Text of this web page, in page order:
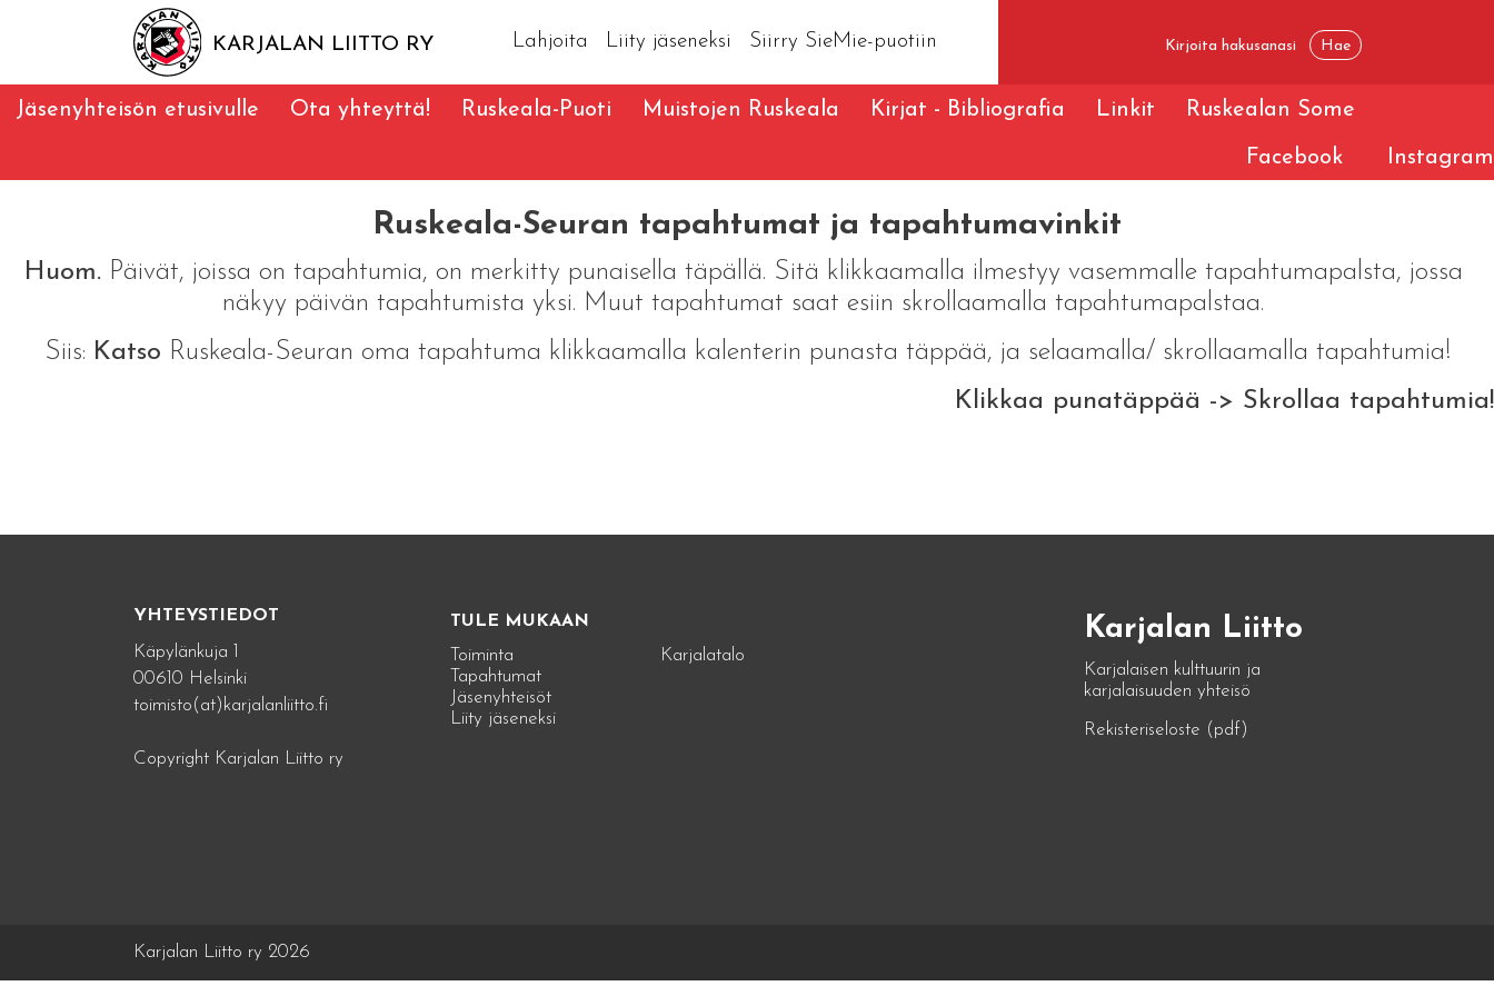
KARJALAN LIITTO RY Lahjoita Liity jäseneksi Siirry SieMie-puotiin
Jäsenyhteisön etusivulle Ota yhteyttä! Ruskeala-Puoti Muistojen Ruskeala Kirjat - Bibliografia Linkit Ruskealan Some
Facebook Instagram
Ruskeala-Seuran tapahtumat ja tapahtumavinkit
Huom. Päivät, joissa on tapahtumia, on merkitty punaisella täpällä. Sitä klikkaamalla ilmestyy vasemmalle tapahtumapalsta, jossa
näkyy päivän tapahtumista yksi. Muut tapahtumat saat esiin skrollaamalla tapahtumapalstaa.
Siis: Katso Ruskeala-Seuran oma tapahtuma klikkaamalla kalenterin punasta täppää, ja selaamalla/ skrollaamalla tapahtumia!
Klikkaa punatäppää -> Skrollaa tapahtumia!
YHTEYSTIEDOT
Käpylänkuja 1
00610 Helsinki
toimisto(at)karjalanliitto.fi
Copyright Karjalan Liitto ry
TULE MUKAAN
Toiminta
Tapahtumat
Jäsenyhteisöt
Liity jäseneksi
Karjalatalo
Karjalan Liitto
Karjalaisen kulttuurin ja
karjalaisuuden yhteisö
Rekisteriseloste (pdf)
Karjalan Liitto ry 2026